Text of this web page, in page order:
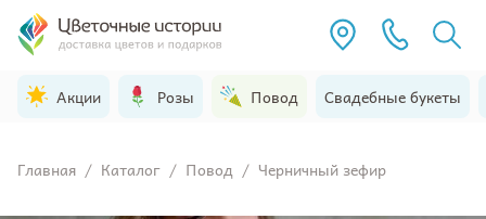
Акции Розы Повод Свадебные букеты
Главная / Каталог / Повод / Черничный зефир